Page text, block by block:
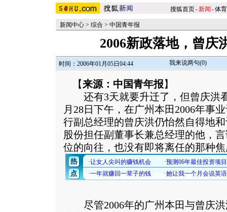
搜狐首页-新闻 -体育
新闻中心 > 综合 > 中国青年报
2006新政落地，曾庆
时间：2006年01月05日04:44 我来说两句(0)
【来源：中国青年报 】
还有3天就要升迁了，但曾庆洪看
月28日下午，在广州本田2006年事
行副总经理的曾庆洪仍怡然自得地
股份担任副董事长兼总经理的他，
位的向往，也没有即将离任的那种
尽管2006年的广州本田与曾庆洪